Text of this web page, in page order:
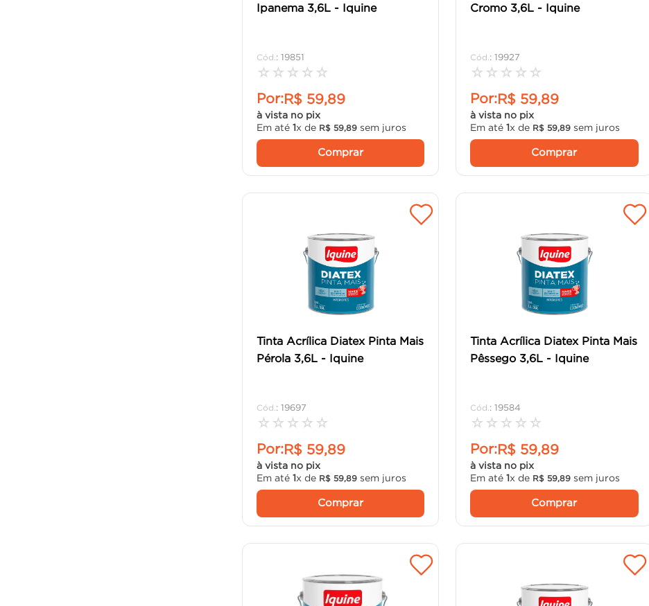
Ipanema 3,6L - Iquine
: 19851
☆ ☆ ☆ ☆ ☆
Por:R$ 59,89
à vista no pix
Em até 1x de R$ 59, 89sem juros
Comprar
Cromo 3,6L - Iquine
:19927
☆ ☆ ☆ ☆ ☆
Por:R$ 59,89
à vista no pix
Em até1x de R$ 59 ,89 sem juros
Comprar
Tinta Acrílica Diatex Pinta Mais
Pérola 3,6L - Iquine
: 19697
☆ ☆ ☆ ☆ ☆
Por:R$ 59,89
à vista no pix
Em até 1x de R$ 59, 89sem juros
Comprar
Tinta Acrílica Diatex Pinta Mais
Pêssego 3,6L - Iquine
:19584
☆ ☆ ☆ ☆ ☆
Por:R$ 59,89
à vista no pix
Em até1x de R$ 59 ,89 sem juros
Comprar